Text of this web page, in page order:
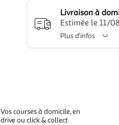
Livraison à
Estimée le 11/
Plus d'infos
Vos courses à domicile, en
drive ou click & collect